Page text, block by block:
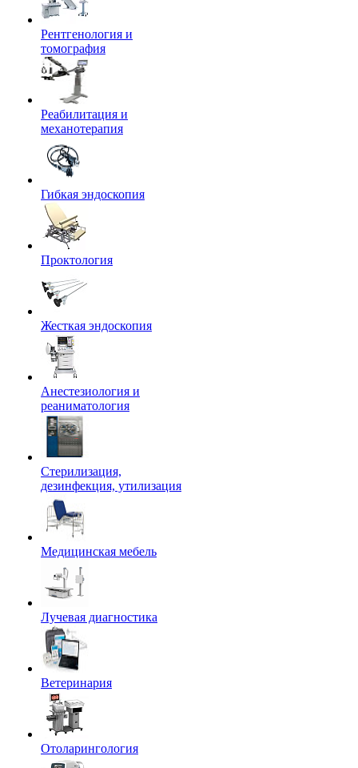
Рентгенология и
томография
Реабилитация и
механотерапия
Гибкая эндоскопия
Проктология
Жесткая эндоскопия
Анестезиология и
реаниматология
Стерилизация,
дезинфекция, утилизация
Медицинская мебель
Лучевая диагностика
Ветеринария
Отоларингология